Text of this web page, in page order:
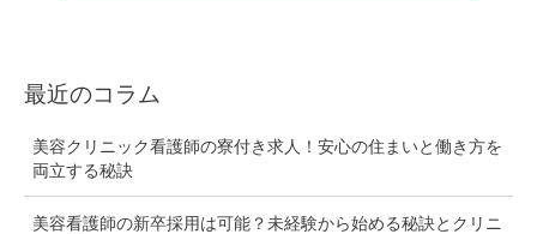
最近のコラム
美容クリニック看護師の寮付き求人！安心の住まいと働き方を
両立する秘訣
美容看護師の新卒採用は可能？未経験から始める秘訣とクリニ